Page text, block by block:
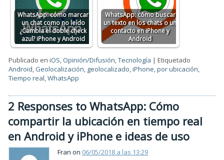
WhatsApp: cómo marcar
un chat como no leído
¿Cambia el doble check
azul? iPhone y Android
WhatsApp: cómo buscar
un texto en los chats o un
contacto en iPhone y
Android
Publicado en iOS, Opinión/Difusión,Tecnología |Etiquetado
Android, Geolocalización, geolocalizado,iPhone,por ubicación,
Tiempo real,WhatsApp
2 Responses to WhatsApp: Cómo
compartir la ubicación en tiempo real
en Android y iPhone e ideas de uso
Fran on 06/05/2018 a las 13:29